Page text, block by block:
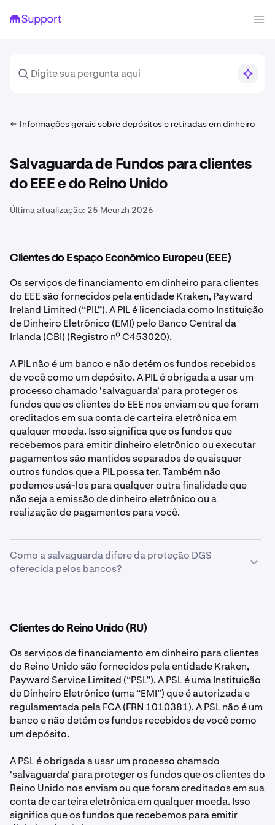
Informações gerais sobre depósitos e retiradas em dinheiro
Salvaguarda de Fundos para clientes
do EEE e do Reino Unido
Última atualização: 25 Meurzh 2026
Clientes do Espaço Econômico Europeu (EEE)
Os serviços de financiamento em dinheiro para clientes
do EEE são fornecidos pela entidade Kraken, Payward
Ireland Limited (“PIL”). A PIL é licenciada como Instituição
de Dinheiro Eletrônico (EMI) pelo Banco Central da
Irlanda (CBI) (Registro nº C453020).
A PIL não é um banco e não detém os fundos recebidos
de você como um depósito. A PIL é obrigada a usar um
processo chamado 'salvaguarda' para proteger os
fundos que os clientes do EEE nos enviam ou que foram
creditados em sua conta de carteira eletrônica em
qualquer moeda. Isso significa que os fundos que
recebemos para emitir dinheiro eletrônico ou executar
pagamentos são mantidos separados de quaisquer
outros fundos que a PIL possa ter. Também não
podemos usá-los para qualquer outra finalidade que
não seja a emissão de dinheiro eletrônico ou a
realização de pagamentos para você.
Como a salvaguarda difere da proteção DGS
oferecida pelos bancos?
encontrado aqui:https://www.depositguarantee.ie/
salvaguarda é que a proteção DGS é coberta por uma
organização estatutária independente, enquanto a
proteção de salvaguarda é fornecida por nós.
Se uma empresa protegida pelo DGS falhar, a
organização que cobre o esquema é legalmente
obrigada a devolver seus fundos, mas o fará apenas até
elegível, por empresa). Se uma EMI (como a PIL) falhar,
suas reivindicações serão geralmente pagas a partir dos
fundos salvaguardados até o saldo total de sua carteira
eletrônica. Você deve estar ciente de que, se isso
acontecesse, e como a proteção DGS não se aplicaria:
Clientes do Reino Unido (RU)
Os serviços de financiamento em dinheiro para clientes
do Reino Unido são fornecidos pela entidade Kraken,
Payward Service Limited (“PSL”). A PSL é uma Instituição
de Dinheiro Eletrônico (uma “EMI”) que é autorizada e
regulamentada pela FCA (FRN 1010381). A PSL não é um
banco e não detém os fundos recebidos de você como
um depósito.
A PSL é obrigada a usar um processo chamado
'salvaguarda' para proteger os fundos que os clientes do
Reino Unido nos enviam ou que foram creditados em sua
conta de carteira eletrônica em qualquer moeda. Isso
significa que os fundos que recebemos para emitir